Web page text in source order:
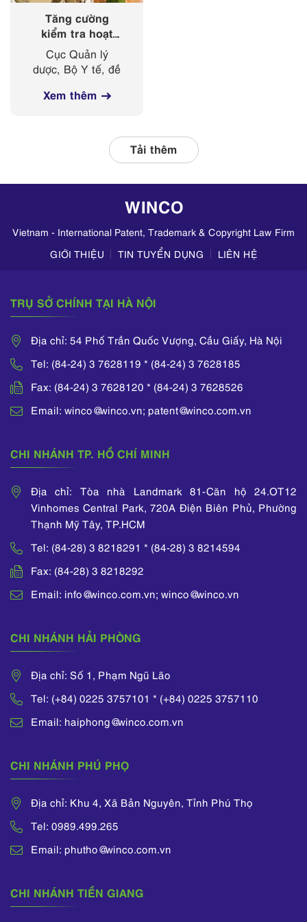
Tăng cường
kiểm tra hoạt
động kinh doanh
mỹ phẩm trên
các nền tảng
mạng xã hội
Cục Quản lý
dược, Bộ Y tế, đề
tỉnh, thành phố
liên quan, tập
trung kiểm tra
Xem thêm
Tải thêm
WINCO
Vietnam - International Patent, Trademark & Copyright Law Firm
GIỚI THIỆU
TIN TUYỂN DỤNG LIÊN HỆ
TRỤ SỞ CHÍNH TẠI HÀ NỘI
Địa chỉ: 54 Phố Trần Quốc Vượng, Cầu Giấy, Hà Nội
Tel: (84-24) 3 7628119 * (84-24) 3 7628185
Fax: (84-24) 3 7628120 * (84-24) 3 7628526
Email: winco@winco.vn; patent@winco.com.vn
CHI NHÁNH TP. HỒ CHÍ MINH
Địa chỉ: Tòa nhà Landmark 81-Căn hộ 24.OT12
Vinhomes Central Park, 720A Điện Biên Phủ, Phường
Thạnh Mỹ Tây, TP.HCM
Tel: (84-28) 3 8218291 * (84-28) 3 8214594
Fax: (84-28) 3 8218292
Email: info@winco.com.vn; winco@winco.vn
CHI NHÁNH HẢI PHÒNG
Địa chỉ: Số 1, Phạm Ngũ Lão
Tel: (+84) 0225 3757101 * (+84) 0225 3757110
Email: haiphong@winco.com.vn
CHI NHÁNH PHÚ PHỌ
Địa chỉ: Khu 4, Xã Bản Nguyên, Tỉnh Phú Thọ
Tel: 0989.499.265
Email: phutho@winco.com.vn
CHI NHÁNH TIỀN GIANG